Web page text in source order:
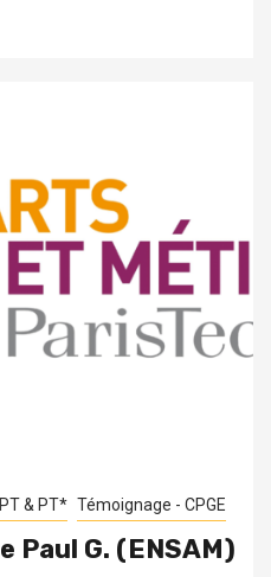
PT & PT* Témoignage - CPGE
Paul G. (ENSAM)